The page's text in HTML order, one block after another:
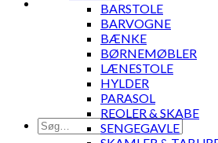
Søg
efter:
BARSTOLE
BARVOGNE
BÆNKE
BØRNEMØBLER
LÆNESTOLE
HYLDER
PARASOL
REOLER & SKABE
SENGEGAVLE